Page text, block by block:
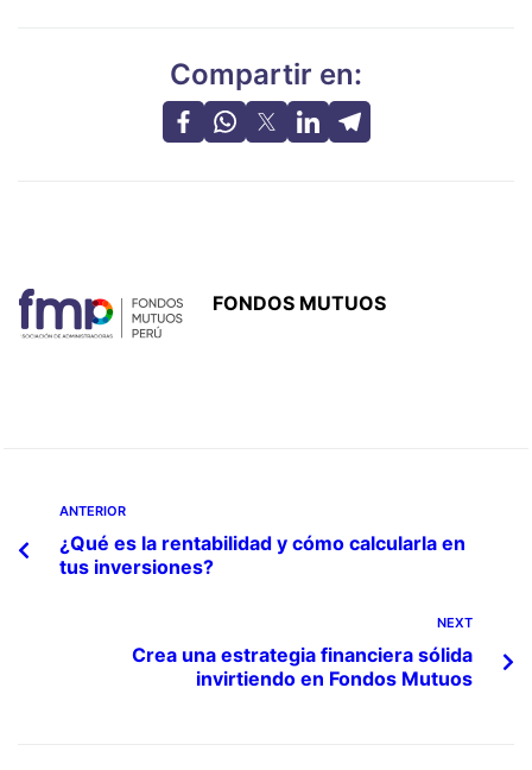
Compartir en:
FONDOS MUTUOS
ANTERIOR
¿Qué es la rentabilidad y cómo calcularla en
tus inversiones?
NEXT
Crea una estrategia financiera sólida
invirtiendo en Fondos Mutuos